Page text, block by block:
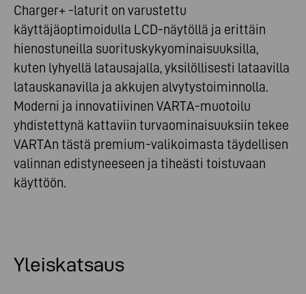
Charger+ -laturit on varustettu
käyttäjäoptimoidulla LCD-näytöllä ja erittäin
hienostuneilla suorituskykyominaisuuksilla,
kuten lyhyellä latausajalla, yksilöllisesti lataavilla
latauskanavilla ja akkujen alvytystoiminnolla.
Moderni ja innovatiivinen VARTA-muotoilu
yhdistettynä kattaviin turvaominaisuuksiin tekee
VARTAn tästä premium-valikoimasta täydellisen
valinnan edistyneeseen ja tiheästi toistuvaan
käyttöön.
Yleiskatsaus